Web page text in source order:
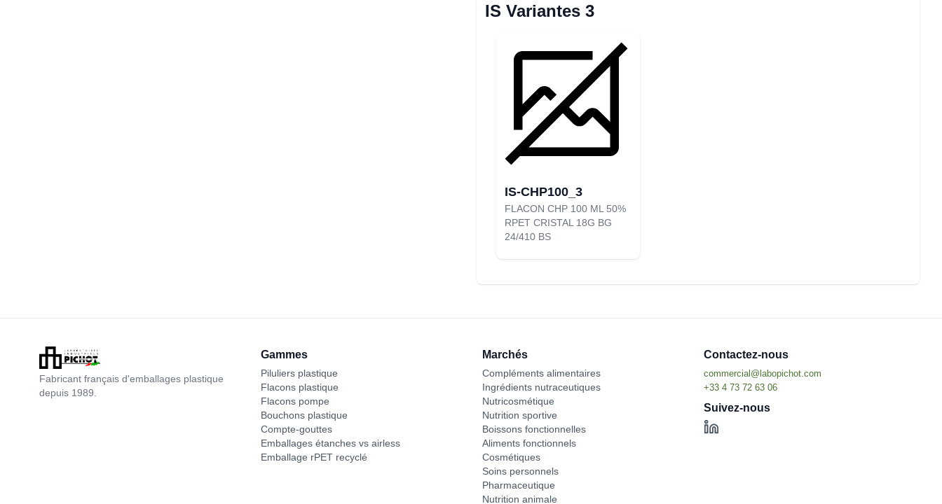
IS Variantes 3
IS-CHP100_3
FLACON CHP 100 ML 50%
RPET CRISTAL 18G BG
24/410 BS
Fabricant français d'emballages plastique
depuis 1989.
Gammes
Piluliers plastique
Flacons plastique
Flacons pompe
Bouchons plastique
Compte-gouttes
Emballages étanches vs airless
Emballage rPET recyclé
Marchés
Compléments alimentaires
Ingrédients nutraceutiques
Nutricosmétique
Nutrition sportive
Boissons fonctionnelles
Aliments fonctionnels
Cosmétiques
Soins personnels
Pharmaceutique
Nutrition animale
Contactez-nous
Suivez-nous